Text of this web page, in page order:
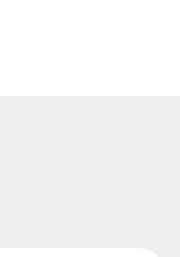
ваша